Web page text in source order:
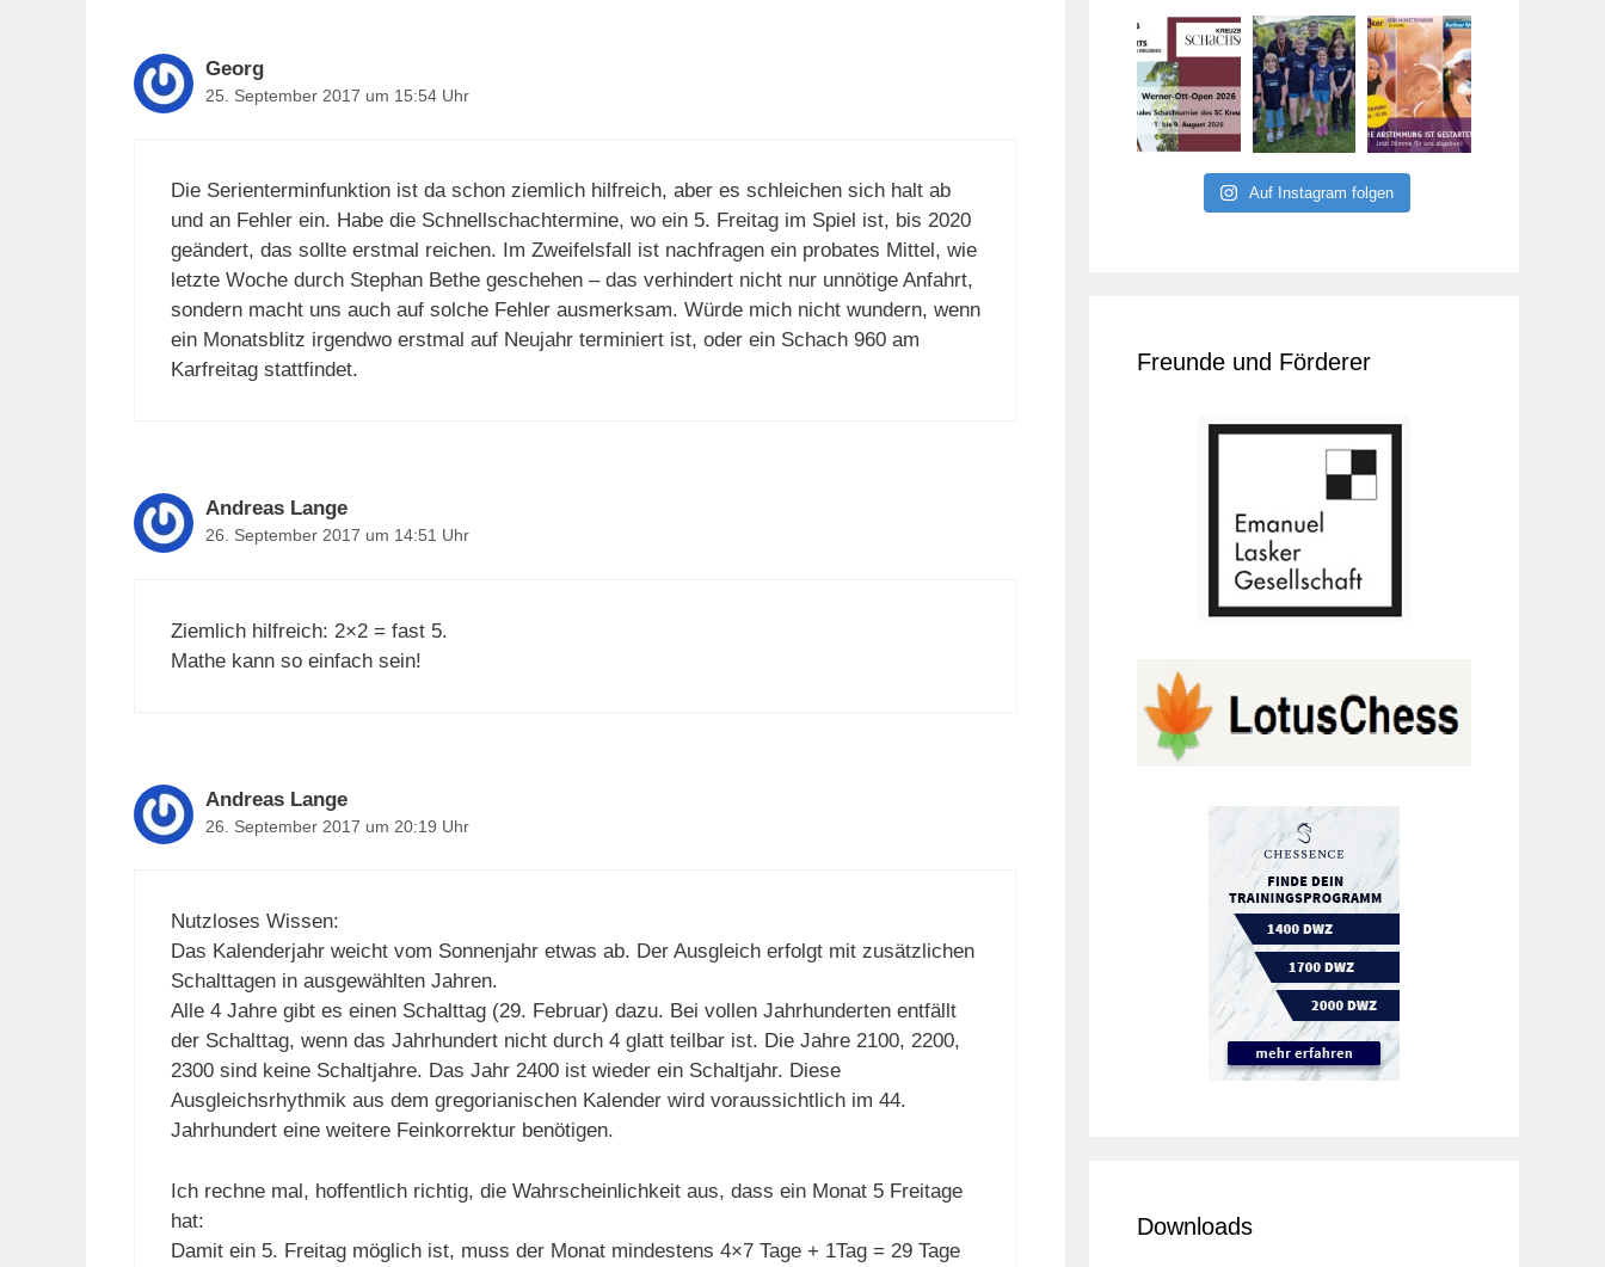
Georg
25. September 2017 um 15:54 Uhr
Die Serienterminfunktion ist da schon ziemlich hilfreich, aber es schleichen sich halt ab
und an Fehler ein. Habe die Schnellschachtermine, wo ein 5. Freitag im Spiel ist, bis 2020
geändert, das sollte erstmal reichen. Im Zweifelsfall ist nachfragen ein probates Mittel, wie
letzte Woche durch Stephan Bethe geschehen – das verhindert nicht nur unnötige Anfahrt,
sondern macht uns auch auf solche Fehler ausmerksam. Würde mich nicht wundern, wenn
ein Monatsblitz irgendwo erstmal auf Neujahr terminiert ist, oder ein Schach 960 am
Karfreitag stattfindet.
Andreas Lange
26. September 2017 um 14:51 Uhr
Ziemlich hilfreich: 2×2 = fast 5.
Mathe kann so einfach sein!
Andreas Lange
26. September 2017 um 20:19 Uhr
Nutzloses Wissen:
Das Kalenderjahr weicht vom Sonnenjahr etwas ab. Der Ausgleich erfolgt mit zusätzlichen
Schalttagen in ausgewählten Jahren.
Alle 4 Jahre gibt es einen Schalttag (29. Februar) dazu. Bei vollen Jahrhunderten entfällt
der Schalttag, wenn das Jahrhundert nicht durch 4 glatt teilbar ist. Die Jahre 2100, 2200,
2300 sind keine Schaltjahre. Das Jahr 2400 ist wieder ein Schaltjahr. Diese
Ausgleichsrhythmik aus dem gregorianischen Kalender wird voraussichtlich im 44.
Jahrhundert eine weitere Feinkorrektur benötigen.
Ich rechne mal, hoffentlich richtig, die Wahrscheinlichkeit aus, dass ein Monat 5 Freitage
hat:
Damit ein 5. Freitag möglich ist, muss der Monat mindestens 4×7 Tage + 1Tag = 29 Tage
Auf Instagram folgen
Freunde und Förderer
Downloads